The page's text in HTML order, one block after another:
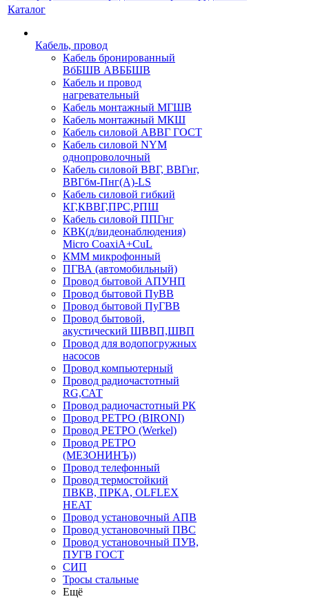
Каталог
Кабель, провод
Кабель бронированный
ВбБШВ АВББШВ
Кабель и провод
нагревательный
Кабель монтажный МГШВ
Кабель монтажный МКШ
Кабель силовой АВВГ ГОСТ
Кабель силовой NYM
однопроволочный
Кабель силовой ВВГ, ВВГнг,
ВВГбм-Пнг(А)-LS
Кабель силовой гибкий
КГ,КВВГ,ПРС,РПШ
Кабель силовой ППГнг
КВК(д/видеонаблюдения)
Micro CoaxiA+CuL
КММ микрофонный
ПГВА (автомобильный)
Провод бытовой АПУНП
Провод бытовой ПуВВ
Провод бытовой ПуГВВ
Провод бытовой,
акустический ШВВП,ШВП
Провод для водопогружных
насосов
Провод компьютерный
Провод радиочастотный
RG,САТ
Провод радиочастотный РК
Провод РЕТРО (BIRONI)
Провод РЕТРО (Werkel)
Провод РЕТРО
(МЕЗОНИНЪ))
Провод телефонный
Провод термостойкий
ПВКВ, ПРКА, OLFLEX
HEAT
Провод установочный АПВ
Провод установочный ПВС
Провод установочный ПУВ,
ПУГВ ГОСТ
СИП
Тросы стальные
Ещё